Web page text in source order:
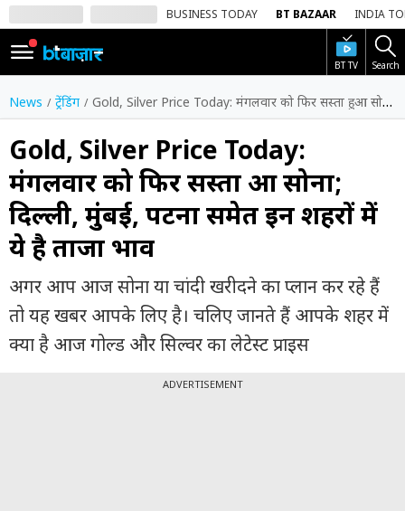
BUSINESS TODAY BT BAZAAR INDIA
BT TV Search
SIGN
IN
Dark
Mode
होम
शेयर
बाज़ार
वीडियो
ट्रेंडिंग
बिजनेस
News ट्रेंडिंग Gold, Silver Price Today: मंगलवार को फिर सस्ता हुआ सोना; दिल्ली, मुंबई, पटना समेत इन शहरों में ये है ताजा भाव
Gold, Silver Price Today:
मंगलवार को फिर सस्ता हुआ सोना;
दिल्ली, मुंबई, पटना समेत इन शहरों में
ये है ताजा भाव
अगर आप आज सोना या चांदी खरीदने का प्लान कर रहे हैं
तो यह खबर आपके लिए है। चलिए जानते हैं आपके शहर में
क्या है आज गोल्ड और सिल्वर का लेटेस्ट प्राइस
ADVERTISEMENT